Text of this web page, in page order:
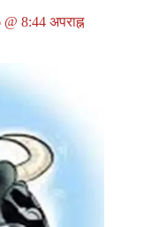
8:44 अपराह्न